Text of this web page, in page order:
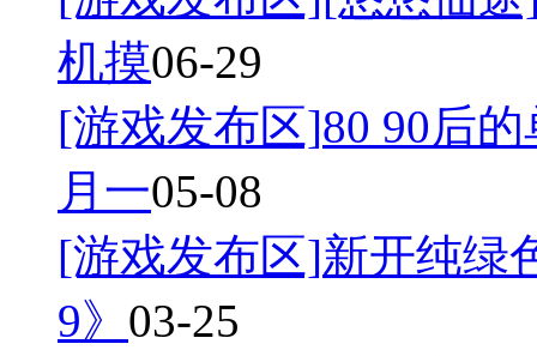
机摸06-29
[游戏发布区]80 90后
月一05-08
[游戏发布区]新开纯绿
9》 03-25